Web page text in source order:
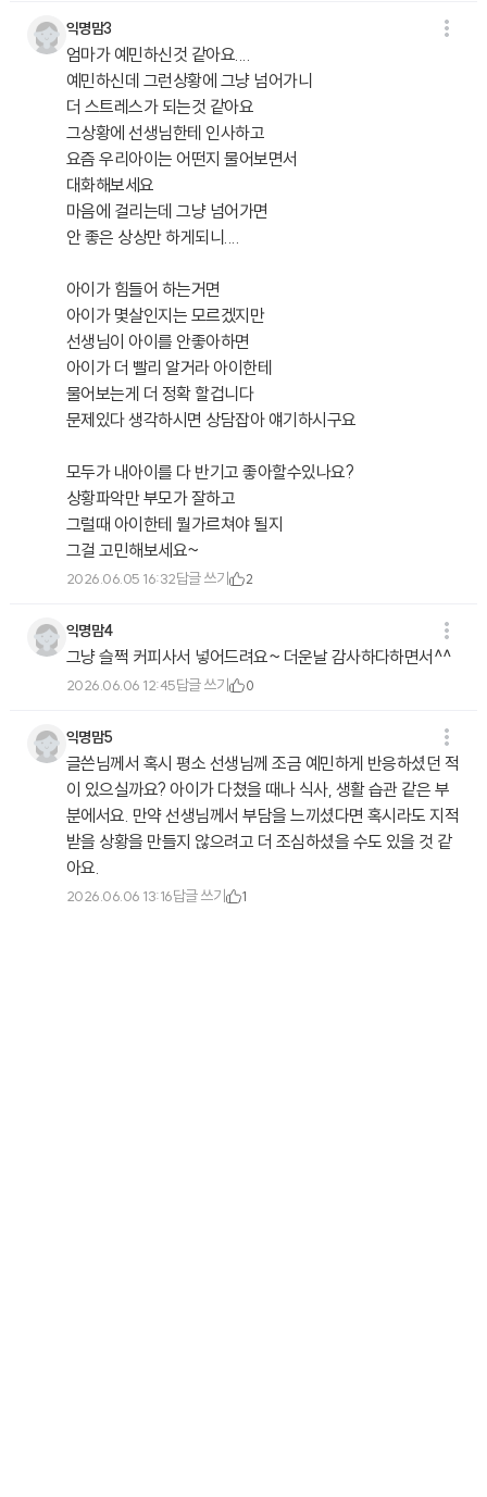
익명맘3
엄마가 예민하신것 같아요....
예민하신데 그런상황에 그냥 넘어가니
더 스트레스가 되는것 같아요
그상황에 선생님한테 인사하고
요즘 우리아이는 어떤지 물어보면서
대화해보세요
마음에 걸리는데 그냥 넘어가면
안 좋은 상상만 하게되니....
아이가 힘들어 하는거면
아이가 몇살인지는 모르겠지만
선생님이 아이를 안좋아하면
아이가 더 빨리 알거라 아이한테
물어보는게 더 정확 할겁니다
문제있다 생각하시면 상담잡아 얘기하시구요
모두가 내아이를 다 반기고 좋아할수있나요?
상황파악만 부모가 잘하고
그럴때 아이한테 뭘가르쳐야 될지
그걸 고민해보세요~
2026.06.05 16:32답글 쓰기 2
익명맘4
그냥 슬쩍 커피사서 넣어드려요~ 더운날 감사하다하면서^^
2026.06.06 12:45답글 쓰기 0
익명맘5
글쓴님께서 혹시 평소 선생님께 조금 예민하게 반응하셨던 적
이 있으실까요? 아이가 다쳤을 때나 식사, 생활 습관 같은 부
분에서요. 만약 선생님께서 부담을 느끼셨다면 혹시라도 지적
받을 상황을 만들지 않으려고 더 조심하셨을 수도 있을 것 같
아요.
2026.06.06 13:16답글 쓰기 1